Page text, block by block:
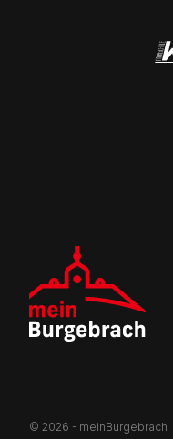
© 2026 - meinBurgebrach